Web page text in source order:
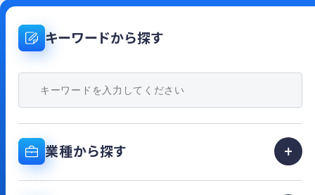
グループのCSRの考え方について、わかり
やすく明確なメッセージとしてお伝えする
私たちは、この宣言に基づき、従業員一人
ひとりが業務を着実に遂行することによ
り、ESG経営を推進し、SDGsの達成など
社会からの期待にお応えしていきます。
キーワードから探す
業種から探す